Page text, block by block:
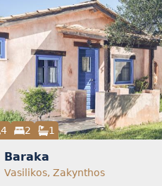
4 2 1
Baraka
Vasilikos, Zakynthos